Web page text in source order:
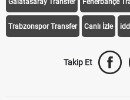
Galatasaray Transfer Fenerbahçe
Trabzonspor Transfer Canlı İzle
Takip Et